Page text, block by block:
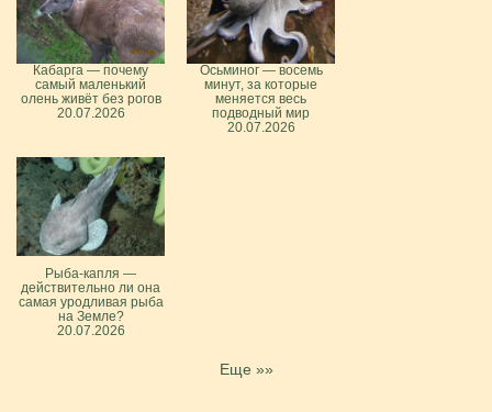
Кабарга — почему
самый маленький
олень живёт без рогов
20.07.2026
Осьминог — восемь
минут, за которые
меняется весь
подводный мир
20.07.2026
Рыба-капля —
действительно ли она
самая уродливая рыба
на Земле?
20.07.2026
Еще »»